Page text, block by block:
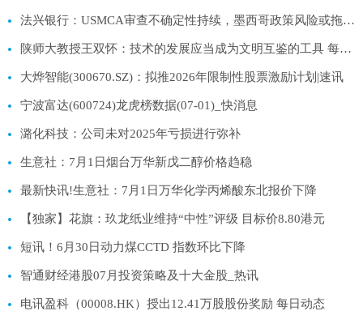
法兴银行：USMCA审查不确定性持续，墨西哥政策风险或拖累增长与资本支出 每日报道
陕师大教授王双怀：技术的发展应当成为文明互鉴的工具 每日视讯
大烨智能(300670.SZ)：拟推2026年限制性股票激励计划|速讯
宁波富达(600724)龙虎榜数据(07-01)_快消息
潞化科技：公司未对2025年亏损进行弥补
生意社：7月1日烟台万华新戊二醇价格趋稳
最新快讯!生意社：7月1日万华化学丙烯酸东北报价下降
【独家】花旗：玖龙纸业维持“中性”评级 目标价8.80港元
短讯！6月30日动力煤CCTD 指数环比下降
智通财经港股07月投资策略及十大金股_热讯
电讯盈科（00008.HK）授出12.41万股股份奖励 每日动态